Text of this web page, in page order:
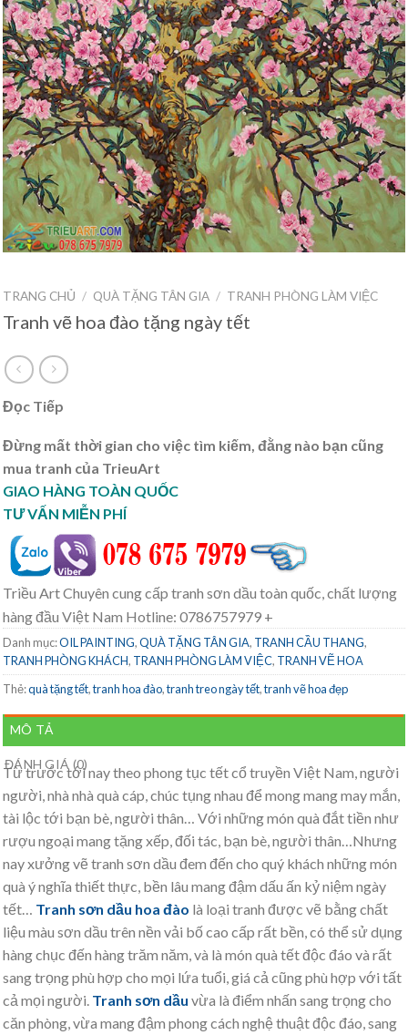
TRANG CHỦ / QUÀ TẶNG TÂN GIA / TRANH PHÒNG LÀM VIỆC
Tranh vẽ hoa đào tặng ngày tết
Đọc Tiếp
Đừng mất thời gian cho việc tìm kiếm, đằng nào bạn cũng
mua tranh của TrieuArt
GIAO HÀNG TOÀN QUỐC
TƯ VẤN MIỄN PHÍ
Triều Art Chuyên cung cấp tranh sơn dầu toàn quốc, chất lượng
hàng đầu Việt Nam Hotline: 0786757979 +
Danh mục:OIL PAINTING,QUÀ TẶNG TÂN GIA, TRANH CẦU THANG,
TRANH PHÒNG KHÁCH, TRANH PHÒNG LÀM VIỆC, TRANH VẼ HOA
Thẻ:quà tặng tết,tranh hoa đào,tranh treo ngày tết,tranh vẽ hoa đẹp
MÔ TẢ
ĐÁNH GIÁ (0)
Từ trước tới nay theo phong tục tết cổ truyền Việt Nam, người
người, nhà nhà quà cáp, chúc tụng nhau để mong mang may mắn,
tài lộc tới bạn bè, người thân… Với những món quà đắt tiền như
rượu ngoại mang tặng xếp, đối tác, bạn bè, người thân…Nhưng
nay xưởng vẽ tranh sơn dầu đem đến cho quý khách những món
quà ý nghĩa thiết thực, bền lâu mang đậm dấu ấn kỷ niệm ngày
tết… Tranh sơn dầu hoa đào là loại tranh được vẽ bằng chất
liệu màu sơn dầu trên nền vải bố cao cấp rất bền, có thể sử dụng
hàng chục đến hàng trăm năm, và là món quà tết độc đáo và rất
sang trọng phù hợp cho mọi lứa tuổi, giá cả cũng phù hợp với tất
cả mọi người. Tranh sơn dầu vừa là điểm nhấn sang trọng cho
căn phòng, vừa mang đậm phong cách nghệ thuật độc đáo, sang